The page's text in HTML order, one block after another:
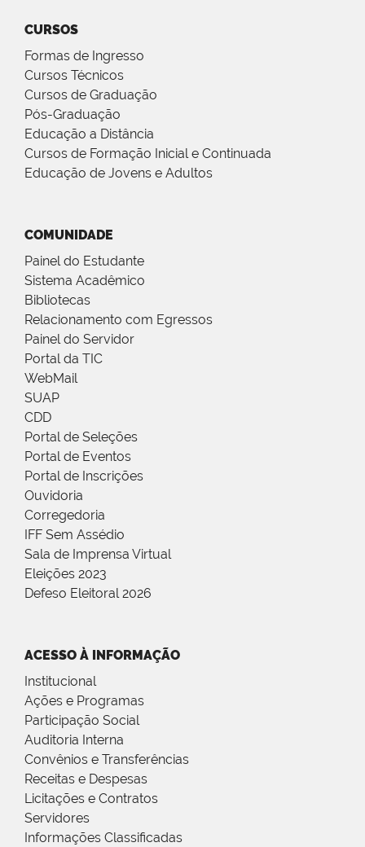
CURSOS
Formas de Ingresso
Cursos Técnicos
Cursos de Graduação
Pós-Graduação
Educação a Distância
Cursos de Formação Inicial e Continuada
Educação de Jovens e Adultos
COMUNIDADE
Painel do Estudante
Sistema Acadêmico
Bibliotecas
Relacionamento com Egressos
Painel do Servidor
Portal da TIC
WebMail
SUAP
CDD
Portal de Seleções
Portal de Eventos
Portal de Inscrições
Ouvidoria
Corregedoria
IFF Sem Assédio
Sala de Imprensa Virtual
Eleições 2023
Defeso Eleitoral 2026
ACESSO À INFORMAÇÃO
Institucional
Ações e Programas
Participação Social
Auditoria Interna
Convênios e Transferências
Receitas e Despesas
Licitações e Contratos
Servidores
Informações Classificadas